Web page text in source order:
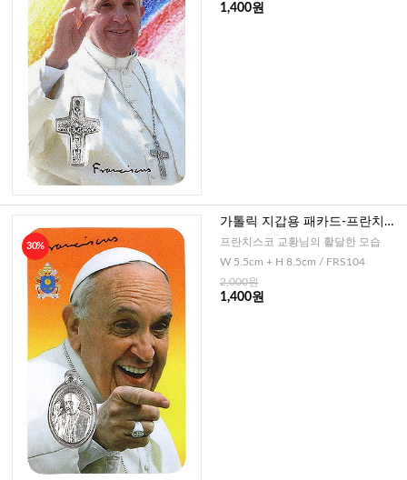
1,400원
30%
가톨릭 지갑용 패카드-프란치스
코 교황님(이태리)
프란치스코 교황님의 활달한 모습
W 5.5cm + H 8.5cm / FRS104
2,000원
1,400원